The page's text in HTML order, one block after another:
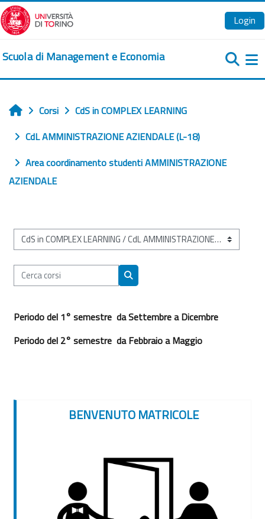
Vai al contenuto principale
Login
Scuola di Management e Economia
Home
Corsi
CdS in COMPLEX LEARNING
CdL AMMINISTRAZIONE AZIENDALE (L-18)
Area coordinamento studenti AMMINISTRAZIONE
AZIENDALE
Categorie di corso
Cerca corsi
Cerca corsi
Periodo del 1° semestre da Settembre a Dicembre
Periodo del 2° semestre da Febbraio a Maggio
BENVENUTO MATRICOLE